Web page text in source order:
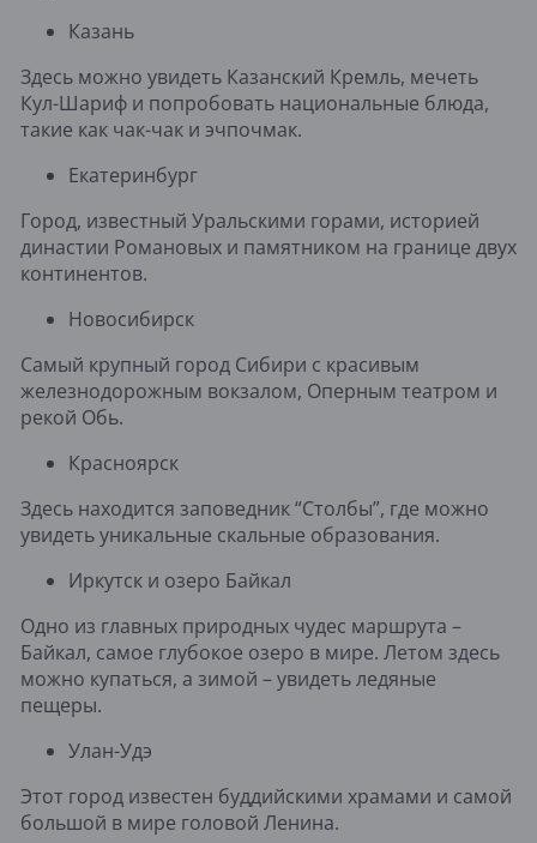
Казань
Здесь можно увидеть Казанский Кремль, мечеть
Кул-Шариф и попробовать национальные блюда,
такие как чак-чак и эчпочмак.
Екатеринбург
Город, известный Уральскими горами, историей
династии Романовых и памятником на границе двух
континентов.
Новосибирск
Самый крупный город Сибири с красивым
железнодорожным вокзалом, Оперным театром и
рекой Обь.
Красноярск
Здесь находится заповедник “Столбы”, где можно
увидеть уникальные скальные образования.
Иркутск и озеро Байкал
Одно из главных природных чудес маршрута –
Байкал, самое глубокое озеро в мире. Летом здесь
можно купаться, а зимой – увидеть ледяные
пещеры.
Улан-Удэ
Этот город известен буддийскими храмами и самой
большой в мире головой Ленина.